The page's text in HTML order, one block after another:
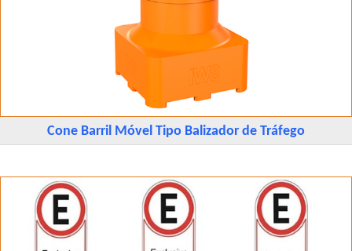
Cone Barril Móvel Tipo Balizador de Tráfego